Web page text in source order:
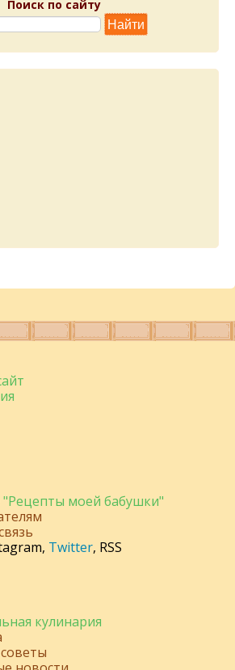
Поиск по сайту
моей бабушки"
, Twitter, RSS
кулинария